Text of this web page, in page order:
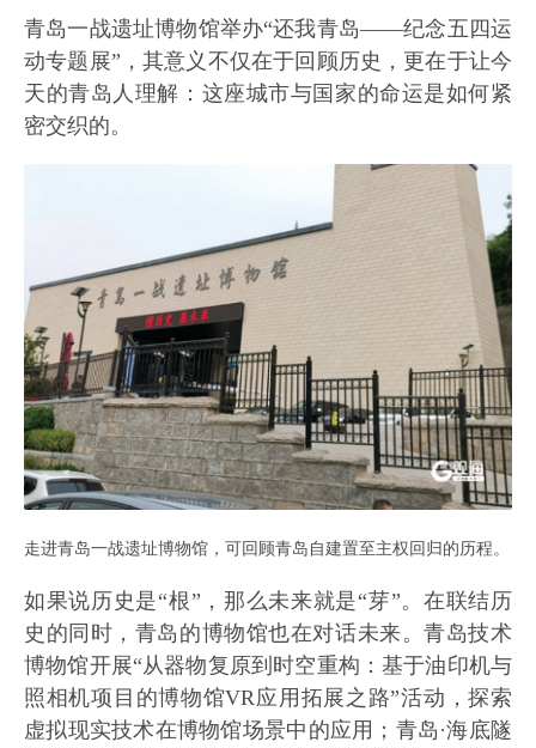
青岛一战遗址博物馆举办“还我青岛——纪念五四运
动专题展”，其意义不仅在于回顾历史，更在于让今
天的青岛人理解：这座城市与国家的命运是如何紧
密交织的。
走进青岛一战遗址博物馆，可回顾青岛自建置至主权回归的历程。
如果说历史是“根”，那么未来就是“芽”。在联结历
史的同时，青岛的博物馆也在对话未来。青岛技术
博物馆开展“从器物复原到时空重构：基于油印机与
照相机项目的博物馆VR应用拓展之路”活动，探索
虚拟现实技术在博物馆场景中的应用；青岛·海底隧